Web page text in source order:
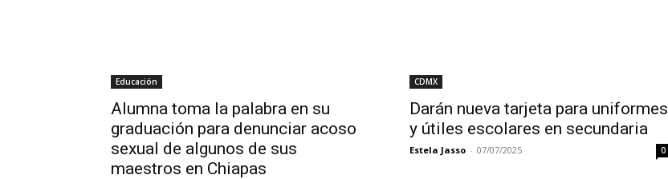
Educación
Alumna toma la palabra en su
graduación para denunciar acoso
sexual de algunos de sus
maestros en Chiapas
CDMX
Darán nueva tarjeta para uniformes
y útiles escolares en secundaria
Estela Jasso - 07/07/2025 0